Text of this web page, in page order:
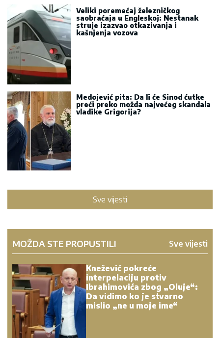
Veliki poremećaj železničkog
saobraćaja u Engleskoj: Nestanak
struje izazvao otkazivanja i
kašnjenja vozova
Medojević pita: Da li će Sinod ćutke
preći preko možda najvećeg skandala
vladike Grigorija?
Sve vijesti
MOŽDA STE PROPUSTILI Sve vijesti
Knežević pokreće
interpelaciju protiv
Ibrahimovića zbog „Oluje“:
Da vidimo ko je stvarno
mislio „ne u moje ime“